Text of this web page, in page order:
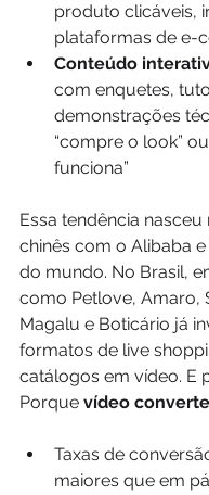
produto clicáveis,
plataformas de e-
Conteúdo
com enquetes,
demonstrações
“compre o look”
funciona”
Essa tendência nasceu
chinês com o Alibaba
do mundo. No Brasil,
como Petlove, Amaro,
Magalu e Boticário já
formatos de live
catálogos em vídeo. E
Porque vídeo converte
Taxas de
maiores que em